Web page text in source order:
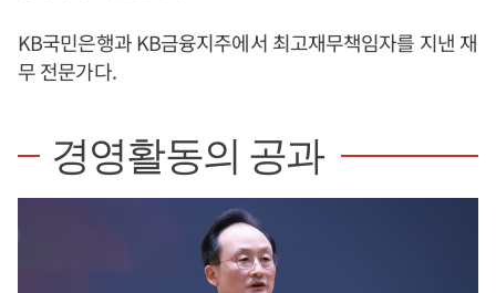
KB국민은행과 KB금융지주에서 최고재무책임자를 지낸 재
무 전문가다.
경영활동의 공과